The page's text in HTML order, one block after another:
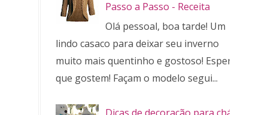
Passo a Passo - Receita
Olá pessoal, boa tarde! Um
lindo casaco para deixar seu inverno
muito mais quentinho e gostoso! Espero
que gostem! Façam o modelo segui...